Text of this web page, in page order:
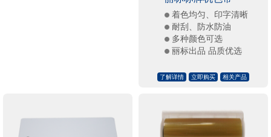
着色均匀、印字清晰
耐刮、防水防油
多种颜色可选
丽标出品 品质优选
了解详情 立即购买 相关产品